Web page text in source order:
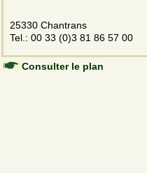
25330 Chantrans
Tel.: 00 33 (0)3 81 86 57 00
Consulter le plan